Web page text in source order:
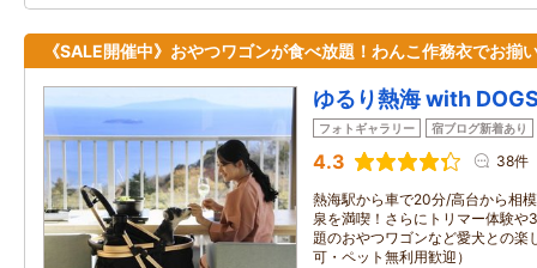
《SALE開催中》おやつワゴンが食べ放題！わんこ作務衣でお揃
ゆるり熱海 with
フォトギャラリー 宿ブログ新着あり
4.3 38件
熱海駅から車で20分/高台から相
泉を満喫！さらにトリマー体験や
題のおやつワゴンなど愛犬との楽
可・ペット無利用歓迎）